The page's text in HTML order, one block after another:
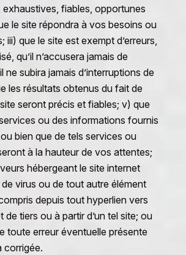
fiables, opportunes
le site répondra à vos besoins ou
iii) que le site est exempt d’erreurs,
qu’il n’accusera jamais de
ne subira jamais d’interruptions de
les résultats obtenus du fait de
seront précis et fiables; v) que
ou des informations fournis
bien que de tels services ou
à la hauteur de vos attentes;
hébergeant le site internet
virus ou de tout autre élément
depuis tout hyperlien vers
de tiers ou à partir d’un tel site; ou
toute erreur éventuelle présente
corrigée.